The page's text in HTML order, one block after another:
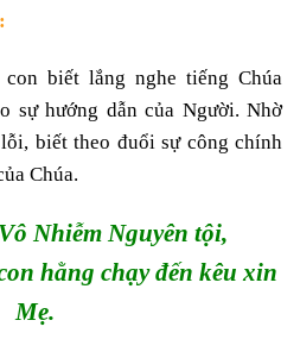
biết lắng nghe tiếng Chúa
sự hướng dẫn của Người. Nhờ
biết theo đuổi sự công chính
Chúa.
Nhiễm Nguyên tội,
hằng chạy đến kêu xin
Mẹ.